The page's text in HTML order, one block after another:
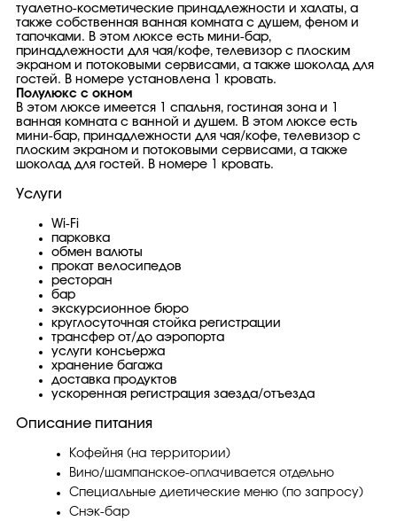
туалетно-косметические принадлежности и халаты, а
также собственная ванная комната с душем, феном и
тапочками. В этом люксе есть мини-бар,
принадлежности для чая/кофе, телевизор с плоским
экраном и потоковыми сервисами, а также шоколад для
гостей. В номере установлена ​​1 кровать.
Полулюкс с окном
В этом люксе имеется 1 спальня, гостиная зона и 1
ванная комната с ванной и душем. В этом люксе есть
мини-бар, принадлежности для чая/кофе, телевизор с
плоским экраном и потоковыми сервисами, а также
шоколад для гостей. В номере 1 кровать.
Услуги
Wi-Fi
парковка
обмен валюты
прокат велосипедов
ресторан
бар
экскурсионное бюро
круглосуточная стойка регистрации
трансфер от/до аэропорта
услуги консьержа
хранение багажа
доставка продуктов
ускоренная регистрация заезда/отъезда
Описание питания
Кофейня (на территории)
Вино/шампанское-оплачивается отдельно
Специальные диетические меню (по запросу)
Снэк-бар